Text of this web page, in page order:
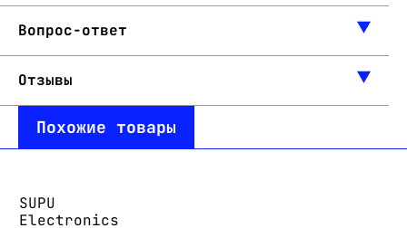
Вопрос-ответ
Отзывы
Похожие товары
SUPU
Electronics